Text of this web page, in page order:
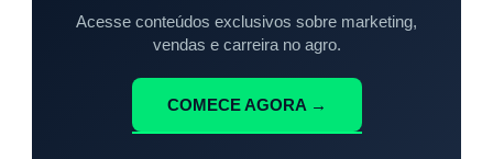
Acesse conteúdos exclusivos sobre marketing,
vendas e carreira no agro.
COMECE AGORA →